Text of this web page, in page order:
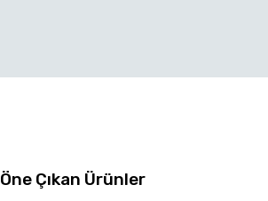
Öne Çıkan Ürünler